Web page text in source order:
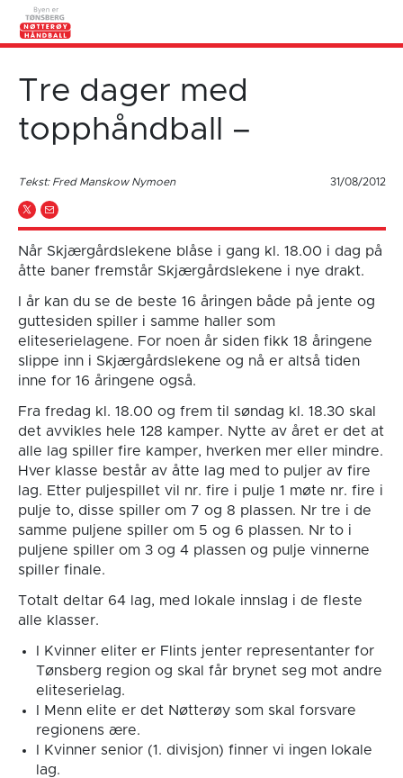
Tre dager med
topphåndball –
Tekst: Fred Manskow Nymoen 31/08/2012
Når Skjærgårdslekene blåse i gang kl. 18.00 i dag på
åtte baner fremstår Skjærgårdslekene i nye drakt.
I år kan du se de beste 16 åringen både på jente og
guttesiden spiller i samme haller som
eliteserielagene. For noen år siden fikk 18 åringene
slippe inn i Skjærgårdslekene og nå er altså tiden
inne for 16 åringene også.
Fra fredag kl. 18.00 og frem til søndag kl. 18.30 skal
det avvikles hele 128 kamper. Nytte av året er det at
alle lag spiller fire kamper, hverken mer eller mindre.
Hver klasse består av åtte lag med to puljer av fire
lag. Etter puljespillet vil nr. fire i pulje 1 møte nr. fire i
pulje to, disse spiller om 7 og 8 plassen. Nr tre i de
samme puljene spiller om 5 og 6 plassen. Nr to i
puljene spiller om 3 og 4 plassen og pulje vinnerne
spiller finale.
Totalt deltar 64 lag, med lokale innslag i de fleste
alle klasser.
I Kvinner eliter er Flints jenter representanter for
Tønsberg region og skal får brynet seg mot andre
eliteserielag.
I Menn elite er det Nøtterøy som skal forsvare
regionens ære.
I Kvinner senior (1. divisjon) finner vi ingen lokale
lag.